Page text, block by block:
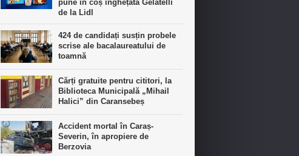
pune în coș înghețata Gelatelli
de la Lidl
424 de candidați susțin probele
scrise ale bacalaureatului de
toamnă
Cărți gratuite pentru cititori, la
Biblioteca Municipală „Mihail
Halici” din Caransebeș
Accident mortal în Caraș-
Severin, în apropiere de
Berzovia